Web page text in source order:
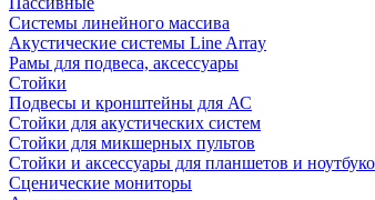
Системы линейного массива
Акустические системы Line Array
Рамы для подвеса, аксессуары
Стойки
Подвесы и кронштейны для АС
Стойки для акустических систем
Стойки для микшерных пультов
Стойки и аксессуары для планшетов и
Сценические мониторы